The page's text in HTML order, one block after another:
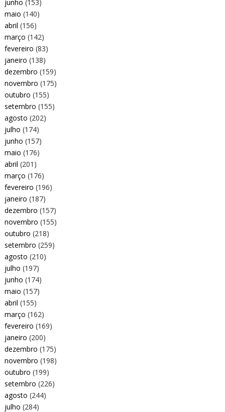
junho (153)
maio (140)
abril (156)
março (142)
fevereiro (83)
janeiro (138)
dezembro (159)
novembro (175)
outubro (155)
setembro (155)
agosto (202)
julho (174)
junho (157)
maio (176)
abril (201)
março (176)
fevereiro (196)
janeiro (187)
dezembro (157)
novembro (155)
outubro (218)
setembro (259)
agosto (210)
julho (197)
junho (174)
maio (157)
abril (155)
março (162)
fevereiro (169)
janeiro (200)
dezembro (175)
novembro (198)
outubro (199)
setembro (226)
agosto (244)
julho (284)